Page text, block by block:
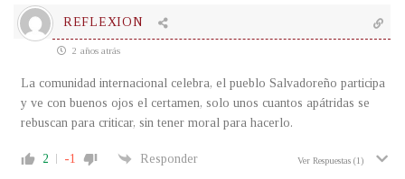
REFLEXION
2 años atrás
La comunidad internacional celebra, el pueblo Salvadoreño participa
y ve con buenos ojos el certamen, solo unos cuantos apátridas se
rebuscan para criticar, sin tener moral para hacerlo.
2 -1 Responder Ver Respuestas (1)